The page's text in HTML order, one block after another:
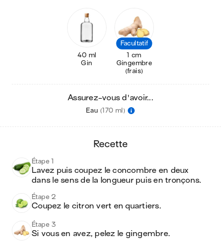
40 ml
Gin
Facultatif
1 cm
Gingembre
(frais)
Assurez-vous d'avoir...
Eau (170 ml)
recette
Étape 1
Lavez puis coupez le concombre en deux
dans le sens de la longueur puis en tronçons.
Étape 2
Coupez le citron vert en quartiers.
Étape 3
Si vous en avez, pelez le gingembre.